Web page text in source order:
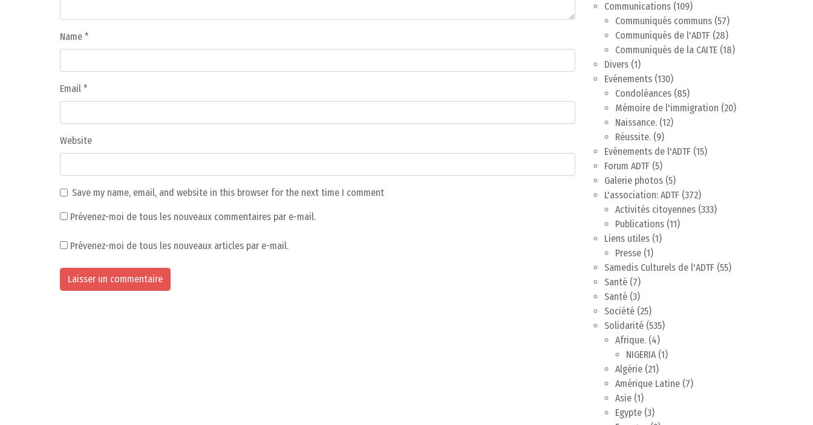
Name *
Email *
Website
Save my name, email, and website in this browser for the next time I comment
Prévenez-moi de tous les nouveaux commentaires par e-mail.
Prévenez-moi de tous les nouveaux articles par e-mail.
Communications (109)
Communiqués communs (57)
Communiqués de l'ADTF (28)
Communiqués de la CAITE (18)
Divers (1)
Evénements (130)
Condoléances (85)
Mémoire de l'immigration (20)
Naissance. (12)
Réussite. (9)
Evènements de l'ADTF (15)
Forum ADTF (5)
Galerie photos (5)
L'association: ADTF (372)
Activités citoyennes (333)
Publications (11)
Liens utiles (1)
Presse (1)
Samedis Culturels de l'ADTF (55)
Santé (7)
Santé (3)
Société (25)
Solidarité (535)
Afrique. (4)
NIGERIA(1)
Algérie (21)
Amérique Latine (7)
Asie (1)
Egypte (3)